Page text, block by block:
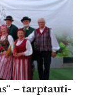
– tarp­tau­ti­